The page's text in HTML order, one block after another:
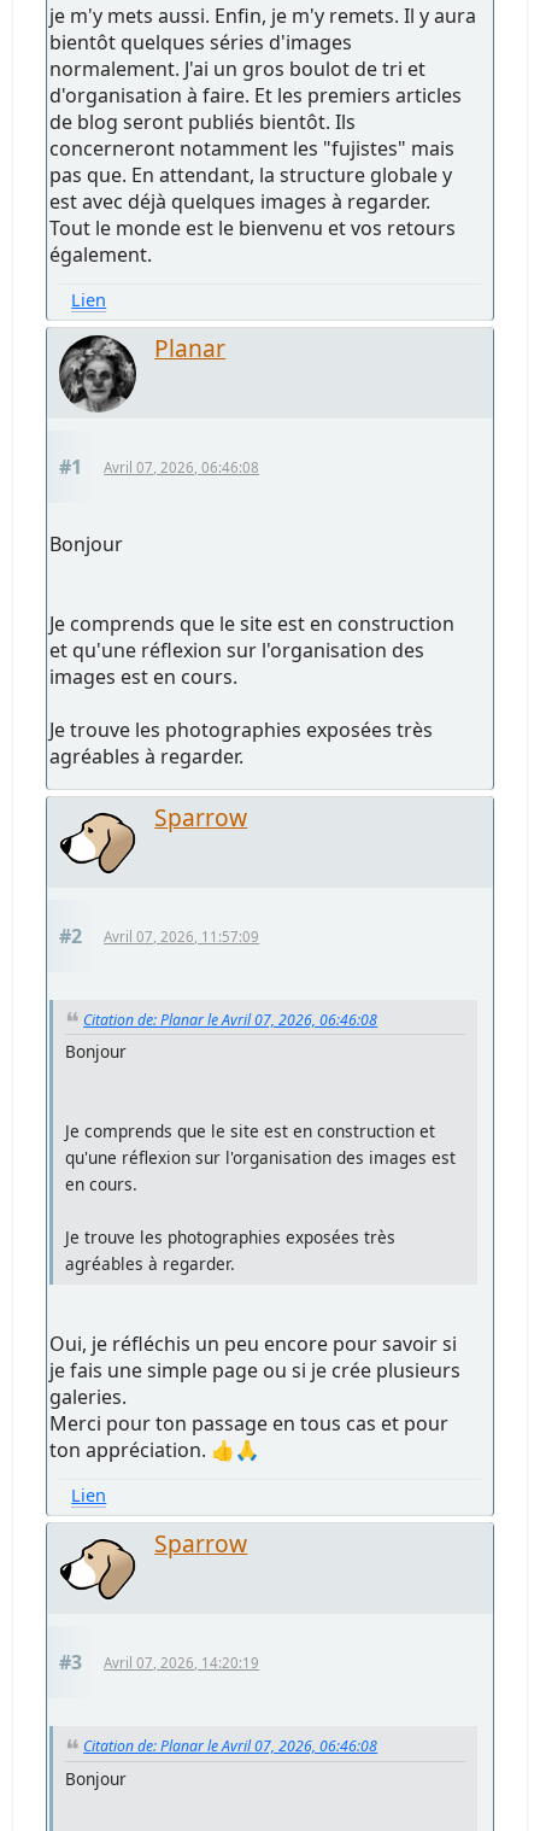
je m'y mets aussi. Enfin, je m'y remets. Il y aura
bientôt quelques séries d'images
normalement. J'ai un gros boulot de tri et
d'organisation à faire. Et les premiers articles
de blog seront publiés bientôt. Ils
concerneront notamment les "fujistes" mais
pas que. En attendant, la structure globale y
est avec déjà quelques images à regarder.
Tout le monde est le bienvenu et vos retours
également.
Lien
Planar
#1 Avril 07, 2026, 06:46:08
Bonjour
Je comprends que le site est en construction
et qu'une réflexion sur l'organisation des
images est en cours.
Je trouve les photographies exposées très
agréables à regarder.
Sparrow
#2 Avril 07, 2026, 11:57:09
Citation de: Planar le Avril 07, 2026, 06:46:08
Bonjour
Je comprends que le site est en construction et
qu'une réflexion sur l'organisation des images est
en cours.
Je trouve les photographies exposées très
agréables à regarder.
Oui, je réfléchis un peu encore pour savoir si
je fais une simple page ou si je crée plusieurs
galeries.
Merci pour ton passage en tous cas et pour
ton appréciation. 👍🙏
Lien
Sparrow
#3 Avril 07, 2026, 14:20:19
Citation de: Planar le Avril 07, 2026, 06:46:08
Bonjour